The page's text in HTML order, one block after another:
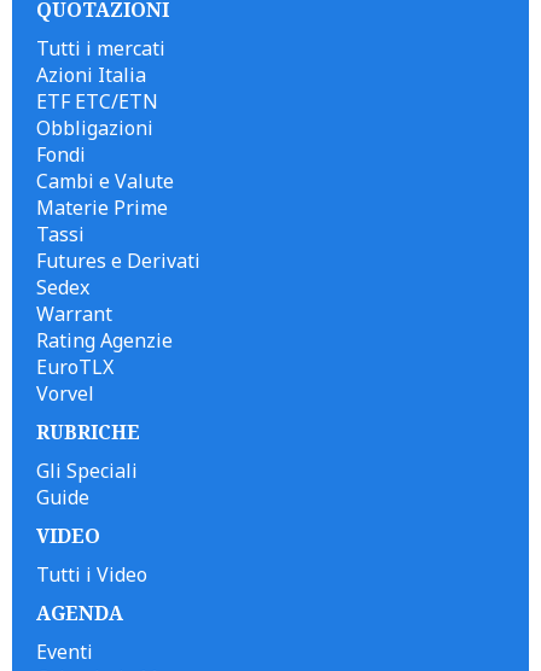
QUOTAZIONI
Tutti i mercati
Azioni Italia
ETF ETC/ETN
Obbligazioni
Fondi
Cambi e Valute
Materie Prime
Tassi
Futures e Derivati
Sedex
Warrant
Rating Agenzie
EuroTLX
Vorvel
RUBRICHE
Gli Speciali
Guide
VIDEO
Tutti i Video
AGENDA
Eventi